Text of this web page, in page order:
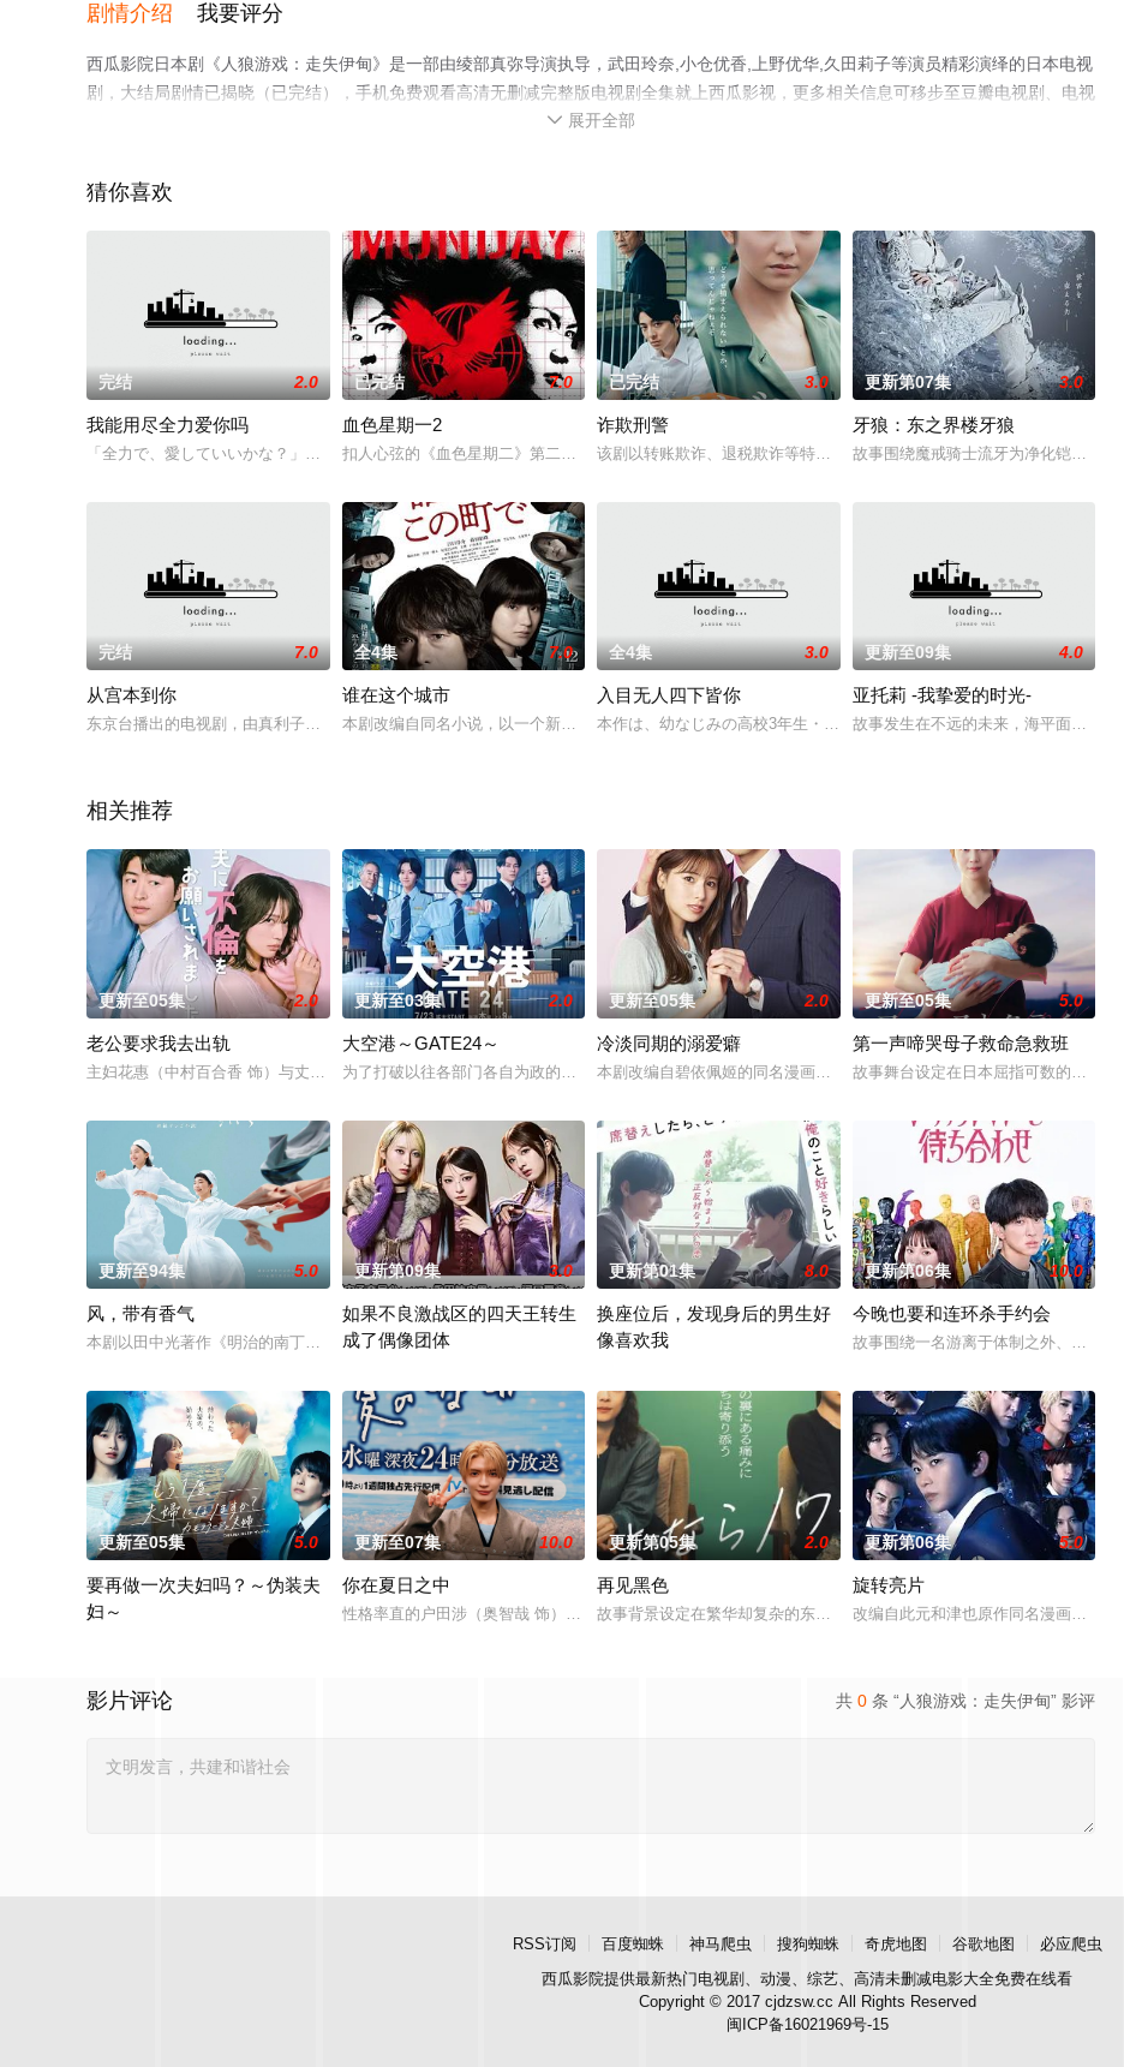
剧情介绍 我要评分
西瓜影院日本剧《人狼游戏：走失伊甸》是一部由绫部真弥导演执导，武田玲奈,小仓优香,上野优华,久田莉子等演员精彩演绎的日本电视
剧，大结局剧情已揭晓（已完结），手机免费观看高清无删减完整版电视剧全集就上西瓜影视，更多相关信息可移步至豆瓣电视剧、电视
 展开全部
猜你喜欢
完结 2.0
我能用尽全力爱你吗
「全力で、愛していいかな？」は建設現場で働く篁千世（たかむらちよ）と、“ただのランチ友達のおじさん”と思っていた瀬尾一愛（せおいちか）
已完结 7.0
血色星期一2
扣人心弦的《血色星期二》第二部再次席卷而来。天才黑客高木藤丸（三浦春马 饰）这次又会遇到什么棘手的
已完结 3.0
诈欺刑警
该剧以转账欺诈、退税欺诈等特殊欺诈为题材，讲述主人公警视厅女警今
更新第07集 3.0
牙狼：东之界楼牙狼
故事围绕魔戒骑士流牙为净化铠甲前
完结 7.0
从宫本到你
东京台播出的电视剧，由真利子哲也担任编导，池松壮亮主演，该剧根据新井英树的同名漫画改编，讲述了新人职员宫本浩作为销售员、男人成长的
全4集 7.0
谁在这个城市
本剧改编自同名小说，以一个新住宅区为舞台，描绘居民们之间的“同侪压力”引起的恐怖社会派推理悬疑故事。
全4集 3.0
入目无人四下皆你
本作は、幼なじみの高校3年生・浅倉咲良と永瀬佑真を軸に展開する物語
更新至09集 4.0
亚托莉 -我挚爱的时光-
故事发生在不远的未来，海平面因为
相关推荐
更新至05集 2.0
老公要求我去出轨
主妇花惠（中村百合香 饰）与丈夫弘树（佐野玲於 饰）及4岁女儿看似幸福，却面临着丧偶式育儿与长达5年的“亲密关系缺失”。深感不安的花惠主动
更新至03集 2.0
大空港～GATE24～
为了打破以往各部门各自为政的死板规矩，内阁官房直属成立了一个特殊的新部门“GATE24”。这个部门直接把
更新至05集 2.0
冷淡同期的溺爱癖
本剧改编自碧依佩姬的同名漫画，是一部办公室爱情故事，讲述拥有特殊
更新至05集 5.0
第一声啼哭母子救命急救班
故事舞台设定在日本屈指可数的顶级
更新至94集 5.0
风，带有香气
本剧以田中光著作《明治的南丁格尔 大关和物语》为原案，取材自日本首位专业女护士大关和与铃木雅的真实经历，描绘了她们推动护士注册制度、
更新第09集 3.0
如果不良激战区的四天王转生
成了偶像团体
更新第01集 8.0
换座位后，发现身后的男生好
像喜欢我
更新第06集 10.0
今晚也要和连环杀手约会
故事围绕一名游离于体制之外、孤傲
更新至05集 5.0
要再做一次夫妇吗？～伪装夫
妇～
更新至07集 10.0
你在夏日之中
性格率直的户田涉（奥智哉 饰）与校园风云人物佐伯千晴（杢代和人 饰）因共同的电影爱好而结缘。在千晴告
更新第05集 2.0
再见黑色
故事背景设定在繁华却复杂的东京池袋地区。西池袋警署新设立了“犯罪受
更新第06集 5.0
旋转亮片
改编自此元和津也原作同名漫画。不
共 0 条 “人狼游戏：走失伊甸” 影评
影片评论
RSS订阅 百度蜘蛛 神马爬虫 搜狗蜘蛛 奇虎地图 谷歌地图
必应爬虫
西瓜影院提供最新热门电视剧、动漫、综艺、高清未删减电影大全免费在线看
Copyright © 2017 cjdzsw.cc All Rights Reserved
闽ICP备16021969号-15